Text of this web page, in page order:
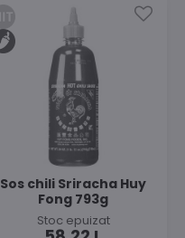
Sos chili Sriracha Huy
Fong 793g
Stoc epuizat